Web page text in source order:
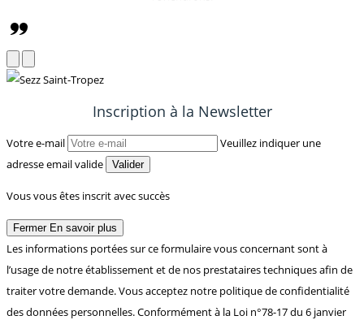
Inscription à la Newsletter
Votre e-mail
Veuillez indiquer une
adresse email valide
Valider
Vous vous êtes inscrit avec succès
Fermer En savoir plus
Les informations portées sur ce formulaire vous concernant sont à
l’usage de notre établissement et de nos prestataires techniques afin de
traiter votre demande. Vous acceptez notre politique de confidentialité
des données personnelles. Conformément à la Loi n°78-17 du 6 janvier